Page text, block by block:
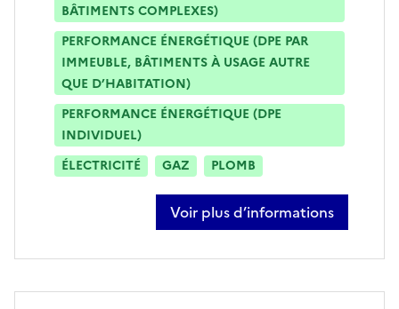
BÂTIMENTS COMPLEXES)
PERFORMANCE ÉNERGÉTIQUE (DPE PAR
IMMEUBLE, BÂTIMENTS À USAGE AUTRE
QUE D’HABITATION)
PERFORMANCE ÉNERGÉTIQUE (DPE
INDIVIDUEL)
ÉLECTRICITÉ
GAZ PLOMB
Voir plus d’informations
sur cédric le borgne